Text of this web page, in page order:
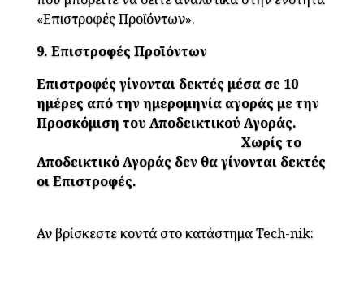
«Επιστροφές Προϊόντων».
9. Επιστροφές Προϊόντων
Επιστροφές γίνονται δεκτές μέσα σε 10
ημέρες από την ημερομηνία αγοράς με την
Προσκόμιση του Αποδεικτικού Αγοράς.
Χωρίς το
Αποδεικτικό Αγοράς δεν θα γίνονται δεκτές
οι Επιστροφές.
Αν βρίσκεστε κοντά στο κατάστημα Tech-nik: